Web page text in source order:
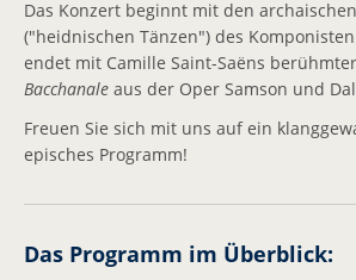
Jugendorchester
Freunde
Förderer und Sponsoren
Infos
Mitspielen
Das Konzert beginnt mit den archaischen
("heidnischen Tänzen") des
endet mit Camille Saint-Saëns
Bacchanale aus der Oper Samson und
Freuen Sie sich mit uns auf ein
episches Programm!
Das Programm im Überblick: